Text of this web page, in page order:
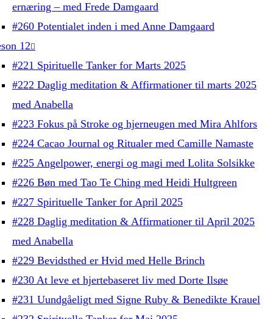
ernæring – med Frede Damgaard
#260 Potentialet inden i med Anne Damgaard
12
#221 Spirituelle Tanker for Marts 2025
#222 Daglig meditation & Affirmationer til marts 2025
med Anabella
#223 Fokus på Stroke og hjerneugen med Mira Ahlfors
#224 Cacao Journal og Ritualer med Camille Namaste
#225 Angelpower, energi og magi med Lolita Solsikke
#226 Bøn med Tao Te Ching med Heidi Hultgreen
#227 Spirituelle Tanker for April 2025
#228 Daglig meditation & Affirmationer til April 2025
med Anabella
#229 Bevidsthed er Hvid med Helle Brinch
#230 At leve et hjertebaseret liv med Dorte Ilsøe
#231 Uundgåeligt med Signe Ruby & Benedikte Krauel